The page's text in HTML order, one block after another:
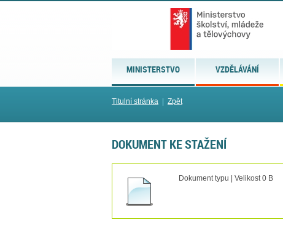
MINISTERSTVO VZDĚLÁVÁNÍ
Titulní stránka Zpět
DOKUMENT KE STAŽENÍ
Dokument typu | Velikost 0 B